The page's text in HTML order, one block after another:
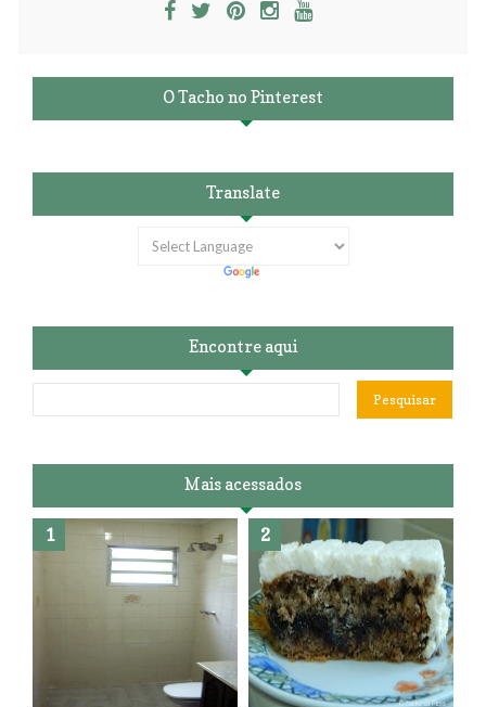
O Tacho no Pinterest
Translate
Encontre aqui
Mais acessados